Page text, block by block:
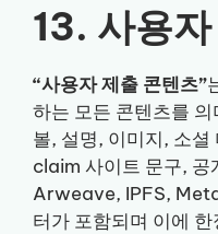
13. 사용
“사용자 제출 콘텐츠”
하는 모든 콘텐츠를
볼, 설명, 이미지, 소
claim 사이트 문구, 공
Arweave, IPFS,
터가 포함되며 이에